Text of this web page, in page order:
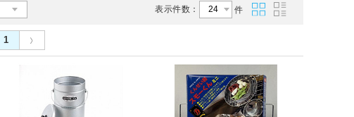
表示件数： 件
1